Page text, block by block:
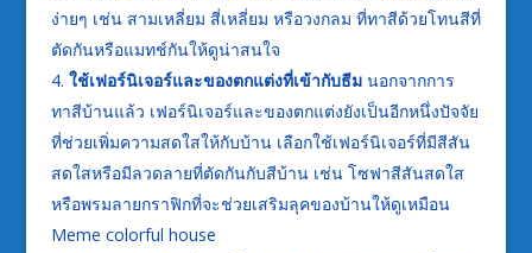
ง่ายๆ เช่น สามเหลี่ยม สี่เหลี่ยม หรือวงกลม ที่ทาสีด้วยโทนสีที่
ตัดกันหรือแมทช์กันให้ดูน่าสนใจ
ใช้เฟอร์นิเจอร์และของตกแต่งที่เข้ากับธีมนอกจากการ
ทาสีบ้านแล้ว เฟอร์นิเจอร์และของตกแต่งยังเป็นอีกหนึ่งปัจจัย
ที่ช่วยเพิ่มความสดใสให้กับบ้าน เลือกใช้เฟอร์นิเจอร์ที่มีสีสัน
สดใสหรือมีลวดลายที่ตัดกันกับสีบ้าน เช่น โซฟาสีสันสดใส
หรือพรมลายกราฟิกที่จะช่วยเสริมลุคของบ้านให้ดูเหมือน
Meme colorful house